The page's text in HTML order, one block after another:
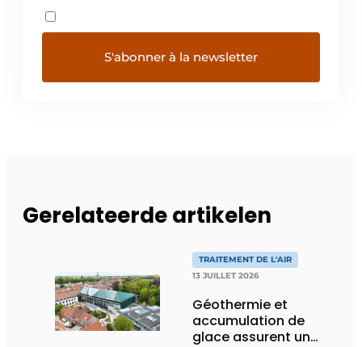
Gerelateerde artikelen
TRAITEMENT DE L'AIR
13 JUILLET 2026
Géothermie et
accumulation de
glace assurent un